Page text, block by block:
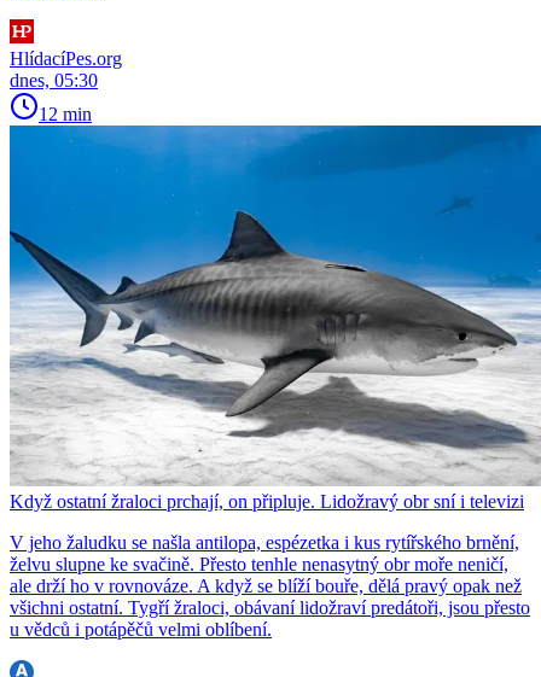
HlídacíPes.org
dnes, 05:30
12 min
Když ostatní žraloci prchají, on připluje. Lidožravý obr sní i televizi
V jeho žaludku se našla antilopa, espézetka i kus rytířského brnění,
želvu slupne ke svačině. Přesto tenhle nenasytný obr moře neničí,
ale drží ho v rovnováze. A když se blíží bouře, dělá pravý opak než
všichni ostatní. Tygří žraloci, obávaní lidožraví predátoři, jsou přesto
u vědců i potápěčů velmi oblíbení.